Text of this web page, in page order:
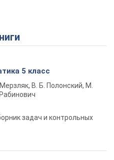
5 класс
Мерзляк, В. Б. Полонский, М.
задач и контрольных